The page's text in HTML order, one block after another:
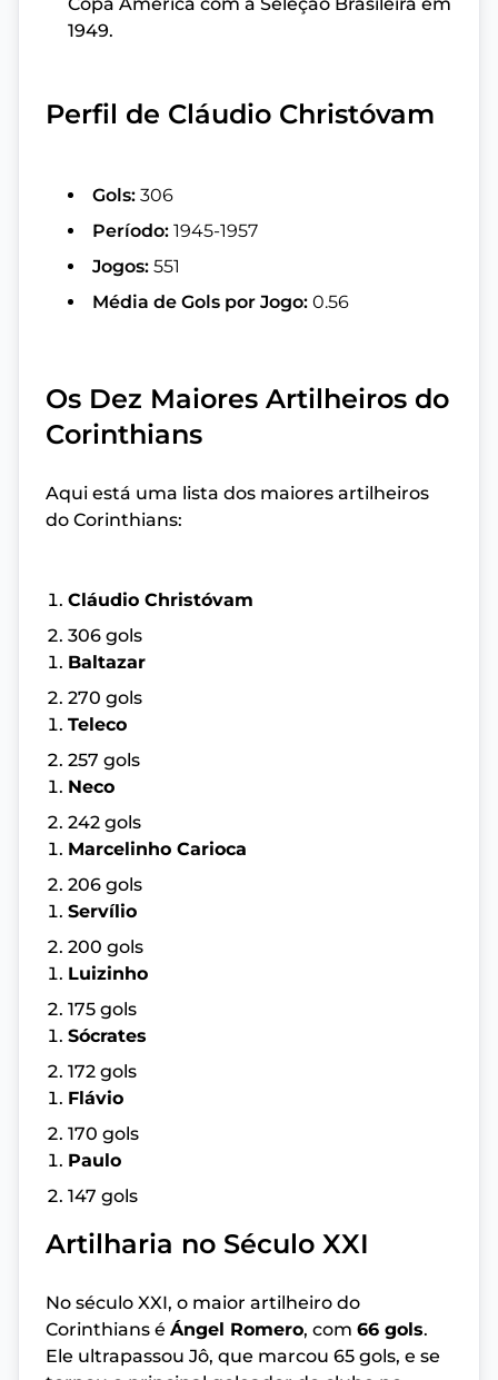
1949.
Perfil de Cláudio Christóvam
Gols: 306
Período: 1945-1957
Jogos: 551
Média de Gols por Jogo: 0.56
Os Dez Maiores Artilheiros do
Corinthians
Aqui está uma lista dos maiores artilheiros
do Corinthians:
Cláudio Christóvam
306 gols
Baltazar
270 gols
Teleco
257 gols
Neco
242 gols
Marcelinho Carioca
206 gols
Servílio
200 gols
Luizinho
175 gols
Sócrates
172 gols
Flávio
170 gols
Paulo
147 gols
Artilharia no Século XXI
No século XXI, o maior artilheiro do
Corinthians é Ángel Romero, com 66 gols.
Ele ultrapassou Jô, que marcou 65 gols, e se